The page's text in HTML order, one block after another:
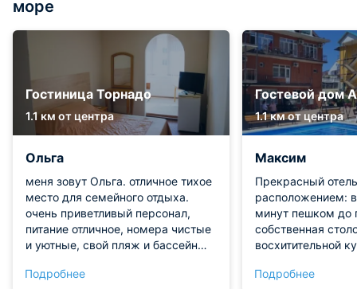
море
Гостиница Торнадо
1.1 км от центра
Ольга
меня зовут Ольга. отличное тихое
место для семейного отдыха.
очень приветливый персонал,
питание отличное, номера чистые
и уютные, свой пляж и бассейн
впечатления. рекомендую1
Подробнее
Гостевой дом
1.1 км от центра
Максим
Прекрасный
расположением:
минут пешком до
собственная
восхитительной
картофель из
Подробнее